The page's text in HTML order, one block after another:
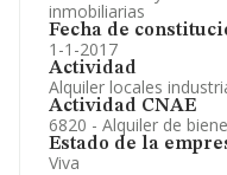
inmobiliarias
Fecha de
1-1-2017
Actividad
Alquiler locales
Actividad CNAE
6820 - Alquiler de
Estado de la
Viva